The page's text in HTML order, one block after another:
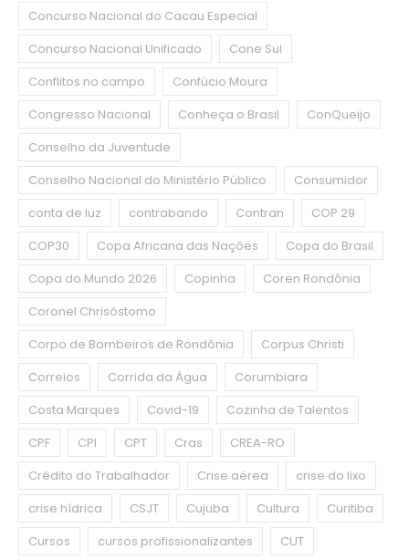
Concurso Nacional do Cacau Especial
Concurso Nacional Unificado
Cone Sul
Conflitos no campo
Confúcio Moura
Congresso Nacional
Conheça o Brasil
ConQueijo
Conselho da Juventude
Conselho Nacional do Ministério Público
Consumidor
conta de luz
contrabando Contran
COP 29
COP30
Copa Africana das Nações
Copa do Brasil
Copa do Mundo 2026
Copinha
Coren Rondônia
Coronel Chrisóstomo
Corpo de Bombeiros de Rondônia
Corpus Christi
Correios
Corrida da Água
Corumbiara
Costa Marques
Covid-19
Cozinha de Talentos
CPF
CPI CPT Cras
CREA-RO
Crédito do Trabalhador
Crise aérea
crise do lixo
crise hídrica
CSJT Cujuba Cultura
Curitiba
Cursos
cursos profissionalizantes
CUT